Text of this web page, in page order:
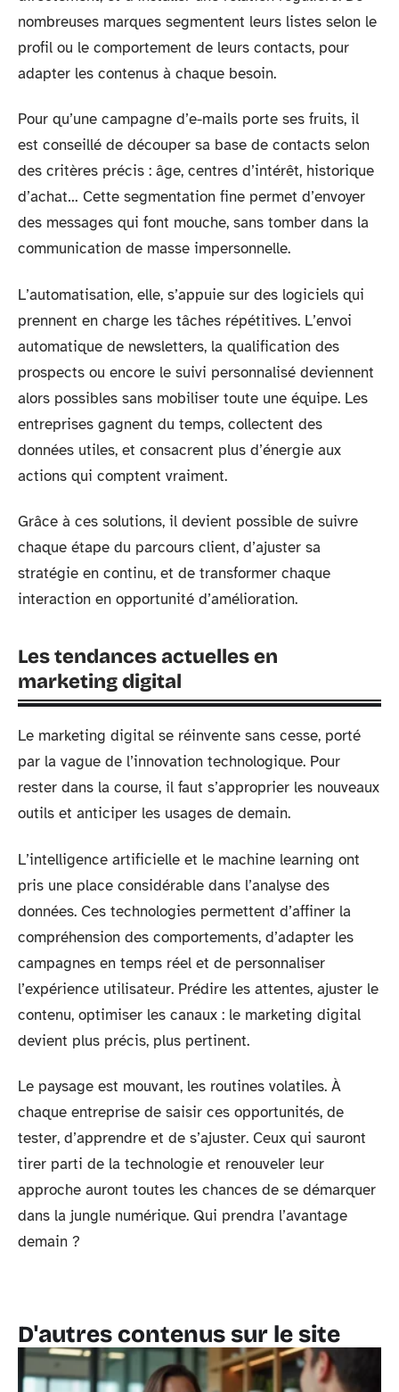
nombreuses marques segmentent leurs listes selon le
profil ou le comportement de leurs contacts, pour
adapter les contenus à chaque besoin.
Pour qu’une campagne d’e-mails porte ses fruits, il
est conseillé de découper sa base de contacts selon
des critères précis : âge, centres d’intérêt, historique
d’achat… Cette segmentation fine permet d’envoyer
des messages qui font mouche, sans tomber dans la
communication de masse impersonnelle.
L’automatisation, elle, s’appuie sur des logiciels qui
prennent en charge les tâches répétitives. L’envoi
automatique de newsletters, la qualification des
prospects ou encore le suivi personnalisé deviennent
alors possibles sans mobiliser toute une équipe. Les
entreprises gagnent du temps, collectent des
données utiles, et consacrent plus d’énergie aux
actions qui comptent vraiment.
Grâce à ces solutions, il devient possible de suivre
chaque étape du parcours client, d’ajuster sa
stratégie en continu, et de transformer chaque
interaction en opportunité d’amélioration.
Les tendances actuelles en
marketing digital
Le marketing digital se réinvente sans cesse, porté
par la vague de l’innovation technologique. Pour
rester dans la course, il faut s’approprier les nouveaux
outils et anticiper les usages de demain.
L’intelligence artificielle et le machine learning ont
pris une place considérable dans l’analyse des
données. Ces technologies permettent d’affiner la
compréhension des comportements, d’adapter les
campagnes en temps réel et de personnaliser
l’expérience utilisateur. Prédire les attentes, ajuster le
contenu, optimiser les canaux : le marketing digital
devient plus précis, plus pertinent.
Le paysage est mouvant, les routines volatiles. À
chaque entreprise de saisir ces opportunités, de
tester, d’apprendre et de s’ajuster. Ceux qui sauront
tirer parti de la technologie et renouveler leur
approche auront toutes les chances de se démarquer
dans la jungle numérique. Qui prendra l’avantage
demain ?
D'autres contenus sur le site